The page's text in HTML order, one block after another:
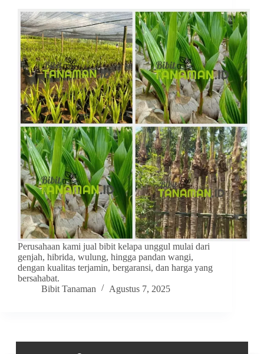
Perusahaan kami jual bibit kelapa unggul mulai dari
genjah, hibrida, wulung, hingga pandan wangi,
dengan kualitas terjamin, bergaransi, dan harga yang
bersahabat.
Bibit Tanaman
Agustus 7, 2025